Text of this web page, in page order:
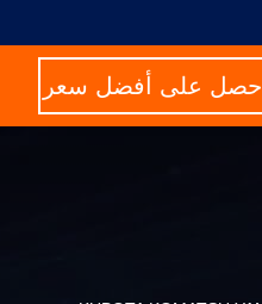
احصل على أفضل سعر